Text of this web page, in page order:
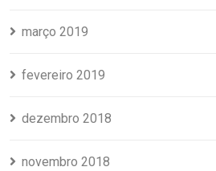
março 2019
fevereiro 2019
dezembro 2018
novembro 2018